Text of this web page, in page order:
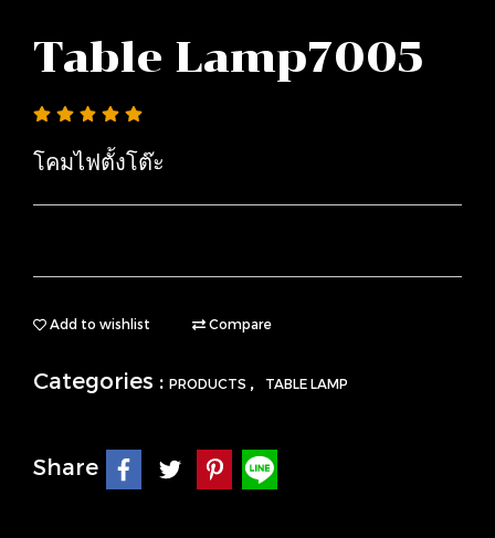
Table Lamp7005
โคมไฟตั้งโต๊ะ
Add to wishlist Compare
Categories : PRODUCTS , TABLE LAMP
Share